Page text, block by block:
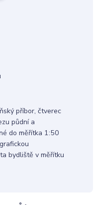
příbor, čtverec
půdní a
do měřítka 1:50
bydliště v měřítku